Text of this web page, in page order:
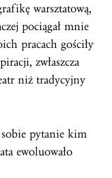
warsztatową,
pociągał mnie
pracach gościły
zwłaszcza
niż tradycyjny
pytanie kim
ewoluowało